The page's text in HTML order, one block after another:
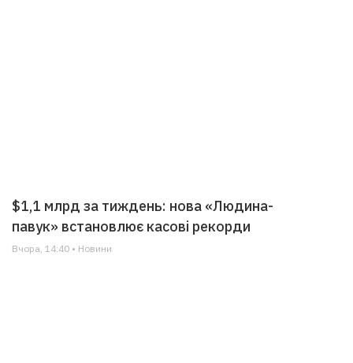
$1,1 млрд за тиждень: нова «Людина-
павук» встановлює касові рекорди
Вчора, 14:40 • Новини